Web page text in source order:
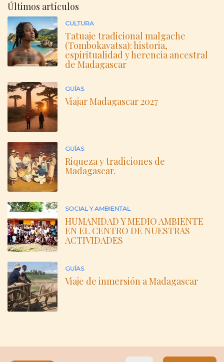
Últimos artículos
CULTURA
Tatuaje tradicional malgache
(Tombokavatsa): historia,
espiritualidad y herencia ancestral
de Madagascar
GUÍAS
Viajar Madagascar 2027
GUÍAS
Riqueza y tradiciones de
Madagascar.
SOCIAL Y AMBIENTAL
HUMANIDAD Y MEDIO AMBIENTE
EN EL CENTRO DE NUESTRAS
ACTIVIDADES
GUÍAS
Viaje de inmersión a Madagascar